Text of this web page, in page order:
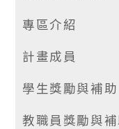
專區介紹
計畫成員
學生獎勵與補助
教職員獎勵與